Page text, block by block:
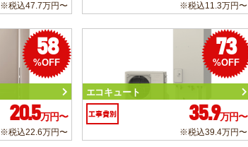
※税込47.7万円〜 ※税込11.3万円〜
58
%OFF
20.5万円〜
※税込22.6万円〜
73
%OFF
エコキュート
工事費別 35.9万円〜
※税込39.4万円〜